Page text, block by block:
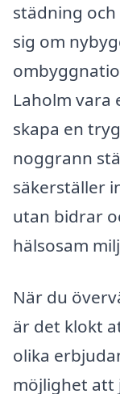
städning
sig om
Laholm
skapa en
noggrann
säkerställer
utan bidrar
hälsosam
När du
är det klokt
olika
möjlighet att